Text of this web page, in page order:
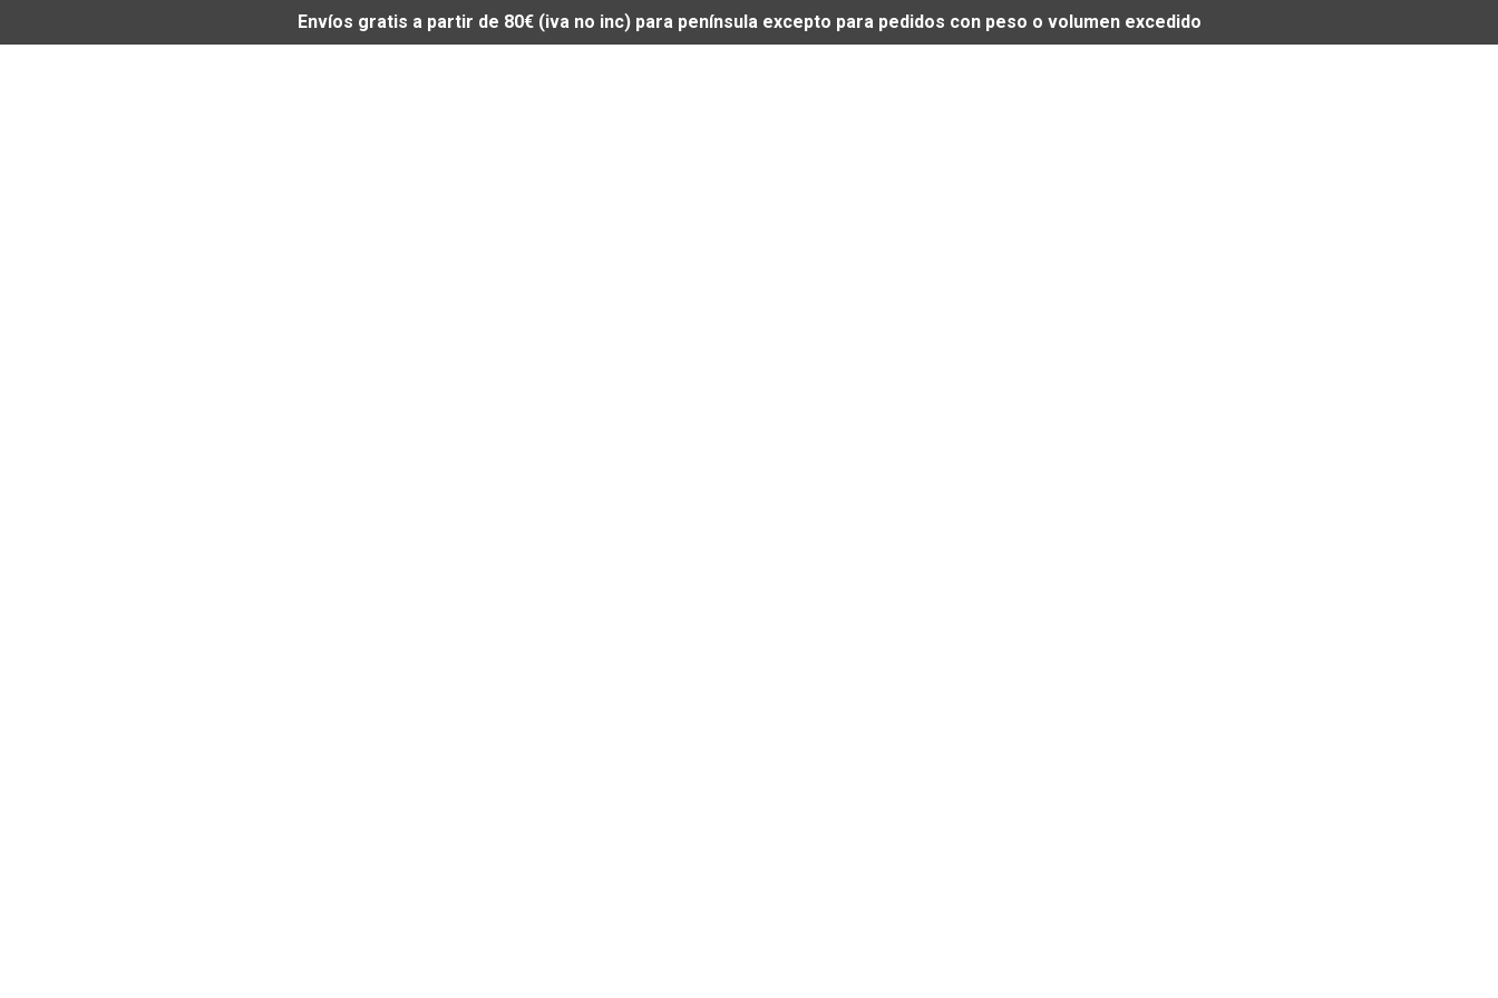
Envíos gratis a partir de 80€ (iva no inc) para península excepto para pedidos con peso o volumen excedido